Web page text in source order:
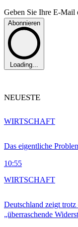
Geben Sie Ihre E-Mail
Abonnieren
Loading...
NEUESTE
Das eigentliche
10:55
WIRTSCHAFT
Deutschland zeigt
„überraschende
WIRTSCHAFT